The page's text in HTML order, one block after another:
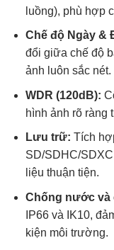
luồng), phù hợp
Chế độ Ngày &
đổi giữa chế độ
ảnh luôn sắc nét.
WDR (120dB):
hình ảnh rõ ràng
Lưu trữ: Tích
SD/SDHC/
liệu thuận tiện.
Chống nước và
IP66 và IK10,
kiện môi trường.